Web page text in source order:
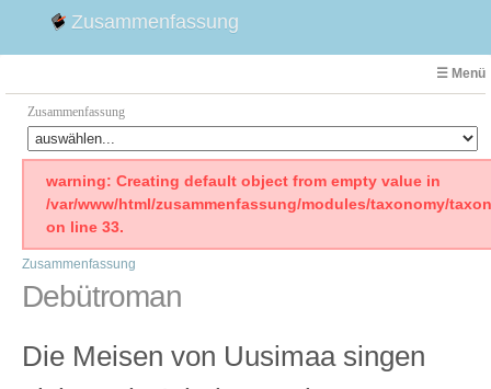
Zusammenfassung
☰ Menü
Zusammenfassung
Faust
Willhelm Tell
Emilia Galotti
1. Weltkrieg Zusammenfassung
Weimarer Republik
warning: Creating default object from empty value in
/var/www/html/zusammenfassung/modules/taxonomy/
on line 33.
Zusammenfassung
Debütroman
Die Meisen von Uusimaa singen